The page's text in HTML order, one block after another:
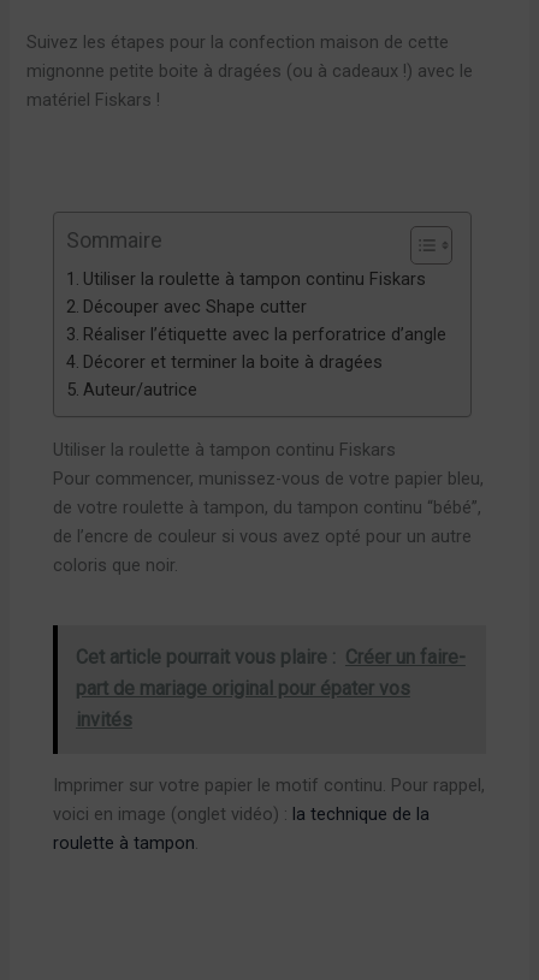
Suivez les étapes pour la confection maison de cette
mignonne petite boite à dragées (ou à cadeaux !) avec le
matériel Fiskars !
Sommaire
Utiliser la roulette à tampon continu Fiskars
Découper avec Shape cutter
Réaliser l’étiquette avec la perforatrice d’angle
Décorer et terminer la boite à dragées
Auteur/autrice
Utiliser la roulette à tampon continu Fiskars
Pour commencer, munissez-vous de votre papier bleu,
de votre roulette à tampon, du tampon continu “bébé”,
de l’encre de couleur si vous avez opté pour un autre
coloris que noir.
Cet article pourrait vous plaire : Créer un faire-
part de mariage original pour épater vos
invités
Imprimer sur votre papier le motif continu. Pour rappel,
voici en image (onglet vidéo) : la technique de la
roulette à tampon.